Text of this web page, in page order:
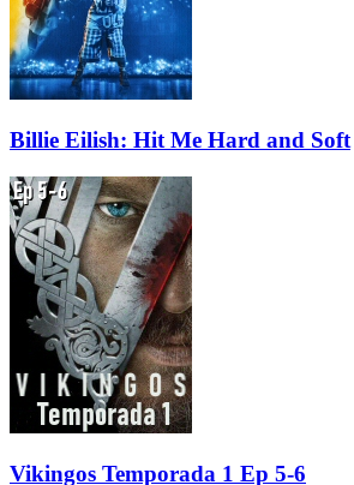
Billie Eilish: Hit Me Hard and Soft
Vikingos Temporada 1 Ep 5-6